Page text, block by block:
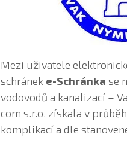
Mezi uživatele
schránek e-Schránka se
vodovodů a kanalizací –
com s.r.o. získala v
komplikací a dle